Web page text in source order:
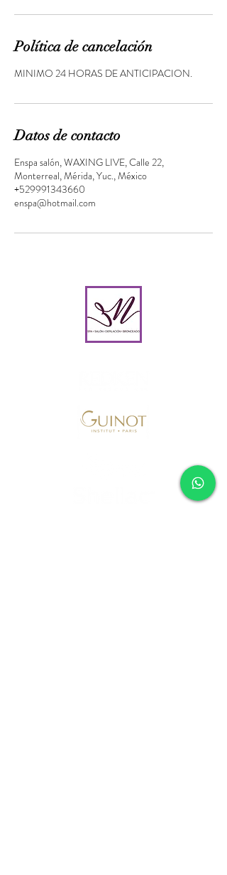
Política de cancelación
MINIMO 24 HORAS DE ANTICIPACION.
Datos de contacto
Enspa salón, WAXING LIVE, Calle 22,
Monterreal, Mérida, Yuc., México
+529991343660
enspa@hotmail.com